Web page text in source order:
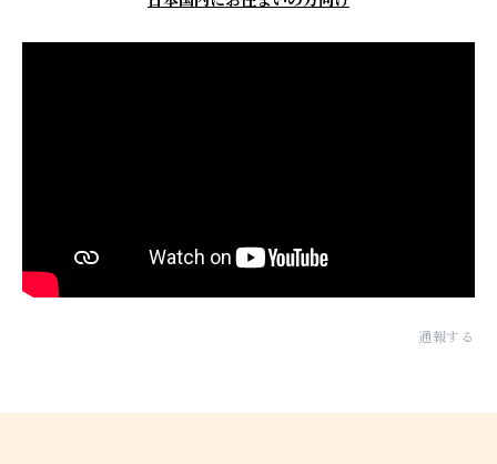
通報する